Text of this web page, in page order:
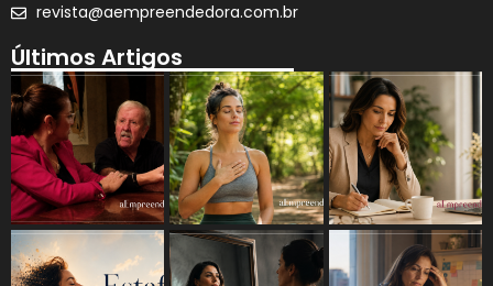
revista@aempreendedora.com.br
Últimos Artigos